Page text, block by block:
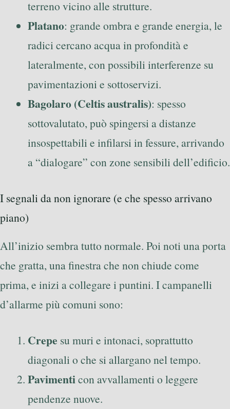
terreno vicino alle strutture.
Platano: grande ombra e grande energia, le
radici cercano acqua in profondità e
lateralmente, con possibili interferenze su
pavimentazioni e sottoservizi.
Bagolaro (Celtis australis): spesso
sottovalutato, può spingersi a distanze
insospettabili e infilarsi in fessure, arrivando
a “dialogare” con zone sensibili dell’edificio.
I segnali da non ignorare (e che spesso arrivano
piano)
All’inizio sembra tutto normale. Poi noti una porta
che gratta, una finestra che non chiude come
prima, e inizi a collegare i puntini. I campanelli
d’allarme più comuni sono:
Crepe su muri e intonaci, soprattutto
diagonali o che si allargano nel tempo.
Pavimenticon avvallamenti o leggere
pendenze nuove.